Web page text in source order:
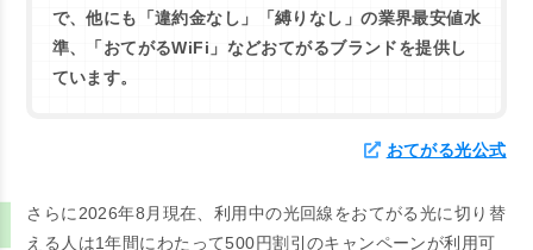
で、他にも
「違約金なし」「縛りなし」の業界最安値水
準、
「おてがるWiFi」などおてがるブランドを提供し
ています。
おてがる光公式
さらに2026年8月現在、利用中の光回線をおてがる光に切り替
える人は1年間にわたって500円割引のキャンペーンが利用可